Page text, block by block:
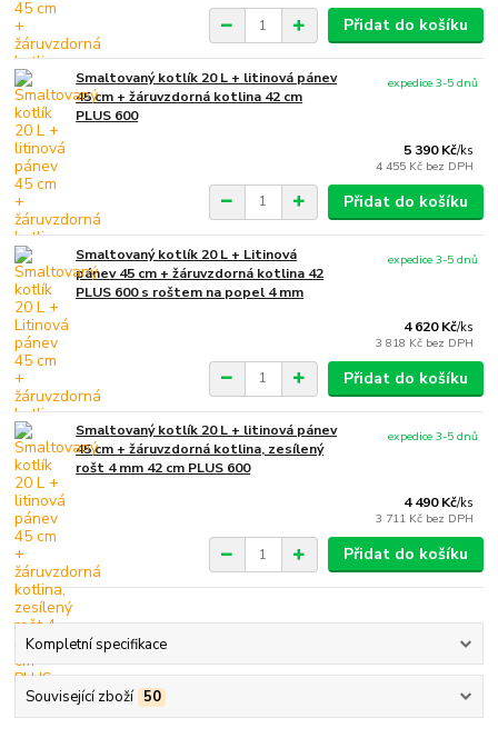
Přidat do košíku
Smaltovaný kotlík 20 L + litinová pánev
45 cm + žáruvzdorná kotlina 42 cm
PLUS 600
5 390 Kč/ks
4 455 Kč bez DPH
expedice 3-5 dnů
Přidat do košíku
Smaltovaný kotlík 20 L + Litinová
pánev 45 cm + žáruvzdorná kotlina 42
PLUS 600 s roštem na popel 4 mm
4 620 Kč/ks
3 818 Kč bez DPH
expedice 3-5 dnů
Přidat do košíku
Smaltovaný kotlík 20 L + litinová pánev
45 cm + žáruvzdorná kotlina, zesílený
rošt 4 mm 42 cm PLUS 600
4 490 Kč/ks
3 711 Kč bez DPH
expedice 3-5 dnů
Přidat do košíku
Kompletní specifikace
Související zboží 50